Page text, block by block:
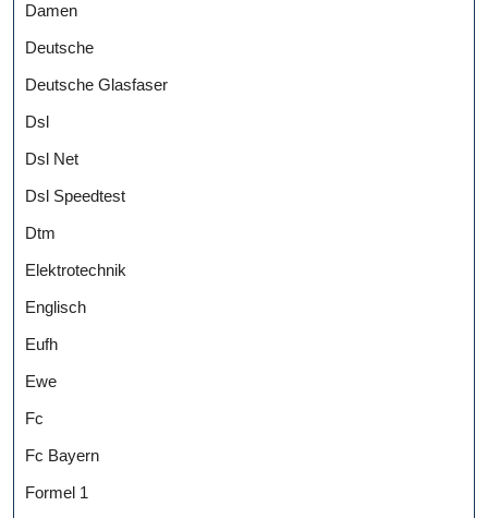
Damen
Deutsche
Deutsche Glasfaser
Dsl
Dsl Net
Dsl Speedtest
Dtm
Elektrotechnik
Englisch
Eufh
Ewe
Fc
Fc Bayern
Formel 1